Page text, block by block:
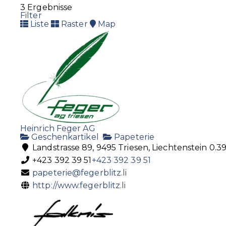
3 Ergebnisse
Filter
Liste
Raster Map
Heinrich Feger AG
Geschenkartikel
Papeterie
Landstrasse 89, 9495 Triesen, Liechtenstein
+423 392 39 51+423 392 39 51
papeterie@fegerblitz.li
http://www.fegerblitz.li